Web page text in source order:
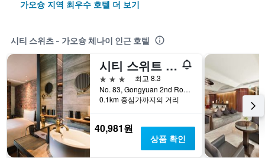
가오슝 지역 최우수 호텔 더 보기
시티 스위츠 - 가오슝 체나이 인근 호텔
시티 스위트 - 가오슝 피어2
3성급
최고 8.3
No. 83, Gongyuan 2nd Road, 가오슝, 대만
0.1km 중심가까지의 거리
40,981원
상품 확인